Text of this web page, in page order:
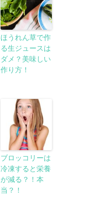
ほうれん草で作
る生ジュースは
ダメ？美味しい
作り方！
ブロッコリーは
冷凍すると栄養
が減る？！本
当？！